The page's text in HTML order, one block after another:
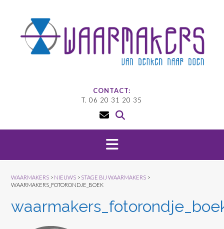
CONTACT:
T. 06 20 31 20 35
WAARMAKERS > NIEUWS > STAGE BIJ WAARMAKERS >
WAARMAKERS_FOTORONDJE_BOEK